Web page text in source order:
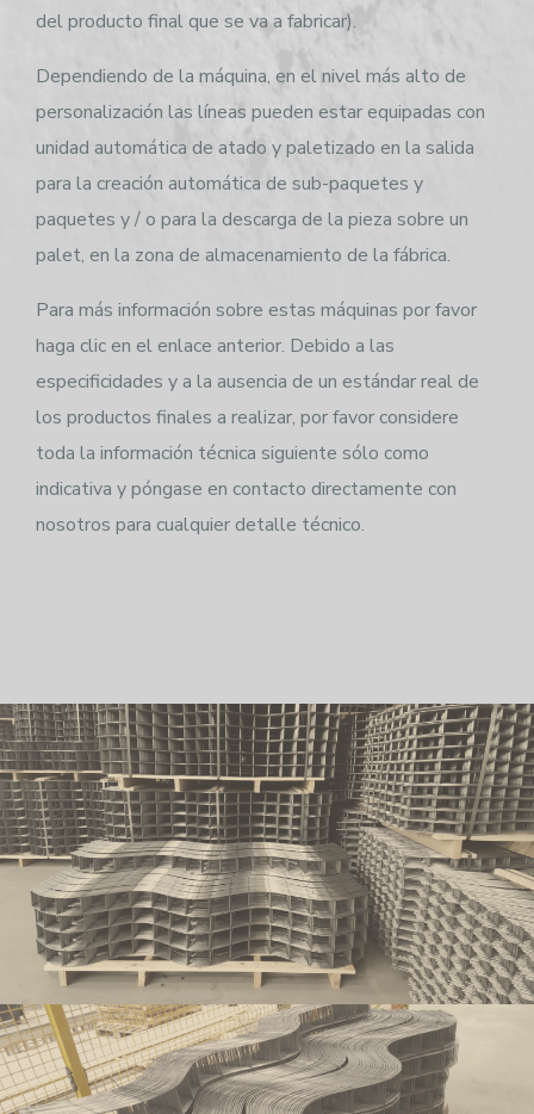
del producto final que se va a fabricar).
Dependiendo de la máquina, en el nivel más alto de
personalización las líneas pueden estar equipadas con
unidad automática de atado y paletizado en la salida
para la creación automática de sub-paquetes y
paquetes y / o para la descarga de la pieza sobre un
palet, en la zona de almacenamiento de la fábrica.
Para más información sobre estas máquinas por favor
haga clic en el enlace anterior. Debido a las
especificidades y a la ausencia de un estándar real de
los productos finales a realizar, por favor considere
toda la información técnica siguiente sólo como
indicativa y póngase en contacto directamente con
nosotros para cualquier detalle técnico.